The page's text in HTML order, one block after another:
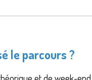
le parcours ?